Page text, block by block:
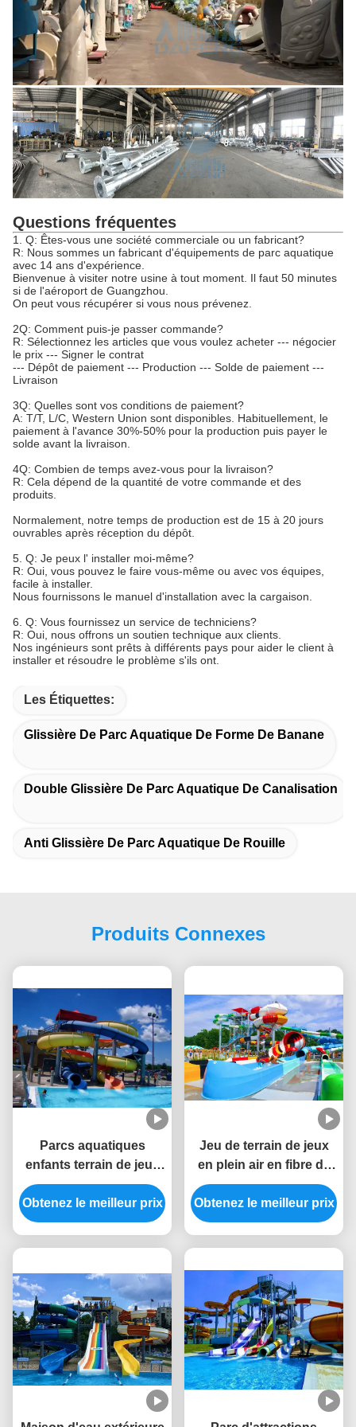
Questions fréquentes
1. Q: Êtes-vous une société commerciale ou un fabricant?
R: Nous sommes un fabricant d'équipements de parc aquatique
avec 14 ans d'expérience.
Bienvenue à visiter notre usine à tout moment. Il faut 50 minutes
si de l'aéroport de Guangzhou.
On peut vous récupérer si vous nous prévenez.
2Q: Comment puis-je passer commande?
R: Sélectionnez les articles que vous voulez acheter --- négocier
le prix --- Signer le contrat
--- Dépôt de paiement --- Production --- Solde de paiement ---
Livraison
3Q: Quelles sont vos conditions de paiement?
A: T/T, L/C, Western Union sont disponibles. Habituellement, le
paiement à l'avance 30%-50% pour la production puis payer le
solde avant la livraison.
4Q: Combien de temps avez-vous pour la livraison?
R: Cela dépend de la quantité de votre commande et des
produits.
Normalement, notre temps de production est de 15 à 20 jours
ouvrables après réception du dépôt.
5. Q: Je peux l' installer moi-même?
R: Oui, vous pouvez le faire vous-même ou avec vos équipes,
facile à installer.
Nous fournissons le manuel d'installation avec la cargaison.
6. Q: Vous fournissez un service de techniciens?
R: Oui, nous offrons un soutien technique aux clients.
Nos ingénieurs sont prêts à différents pays pour aider le client à
installer et résoudre le problème s'ils ont.
Les Étiquettes:
Glissière De Parc Aquatique De Forme De Banane
Double Glissière De Parc Aquatique De Canalisation
Anti Glissière De Parc Aquatique De Rouille
Produits Connexes
Parcs aquatiques
enfants terrain de jeux
d'eau équipement de
jeux d'été toboggan
aquatique
Obtenez le meilleur prix
Jeu de terrain de jeux
en plein air en fibre de
verre pour piscine
Obtenez le meilleur prix